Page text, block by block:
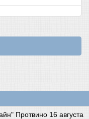
Протвино 16 августа